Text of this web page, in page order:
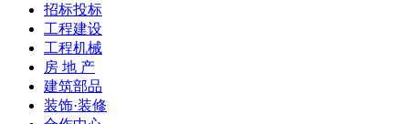
招标投标
工程建设
工程机械
房 地 产
建筑部品
装饰·装修